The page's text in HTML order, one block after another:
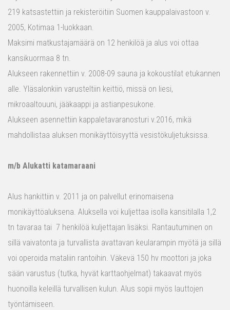
219 katsastettiin ja rekisteröitiin Suomen kauppalaivastoon v.
2005, Kotimaa 1-luokkaan.
Maksimi matkustajamäärä on 12 henkilöä ja alus voi ottaa
kansikuormaa 8 tn.
Alukseen rakennettiin v. 2008-09 sauna ja kokoustilat etukannen
alle. Yläsalonkiin varusteltiin keittiö, missä on liesi,
mikroaaltouuni, jääkaappi ja astianpesukone.
Alukseen asennettiin kappaletavaranosturi v.2016, mikä
mahdollistaa aluksen monikäyttöisyyttä vesistökuljetuksissa.
m/b Alukatti katamaraani
Alus hankittiin v. 2011 ja on palvellut erinomaisena
monikäyttöaluksena. Aluksella voi kuljettaa isolla kansitilalla 1,2
tn tavaraa tai 7 henkilöä kuljettajan lisäksi. Rantautuminen on
sillä vaivatonta ja turvallista avattavan keularampin myötä ja sillä
voi operoida mataliin rantoihin. Väkevä 150 hv moottori ja joka
sään varustus (tutka, hyvät karttaohjelmat) takaavat myös
huonoilla keleillä turvallisen kulun. Alus sopii myös lauttojen
työntämiseen.